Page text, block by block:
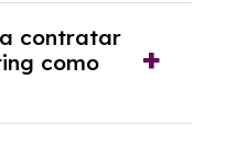
de solvencia
contratar
como